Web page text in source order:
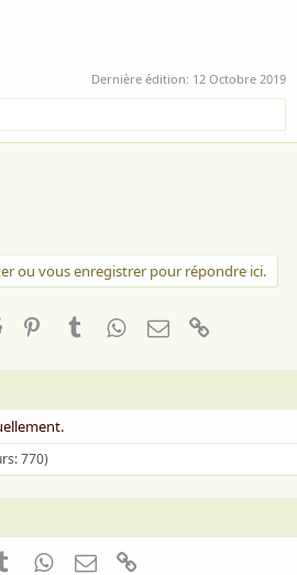
sans escorte
elle appelle à la paix
à chanter en prière
- California Blue
dis que c'est du bonheur
d'écouter
Dernière édition: 12 Octobre 2019
ou vous enregistrer pour répondre ici.
Reddit PinterestTumblrWhatsApp
Email
770)
TumblrWhatsApp
Email